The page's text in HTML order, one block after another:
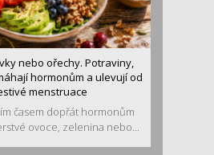
nebo ořechy. Potraviny,
hormonům a ulevují od
menstruace
časem dopřát hormonům
ovoce, zelenina nebo...